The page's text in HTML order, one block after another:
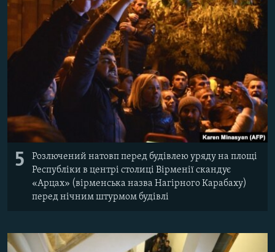
5
Розлючений натовп перед будівлею уряду на площі
Республіки в центрі столиці Вірменії скандує
«Арцах» (вірменська назва Нагірного Карабаху)
перед нічним штурмом будівлі